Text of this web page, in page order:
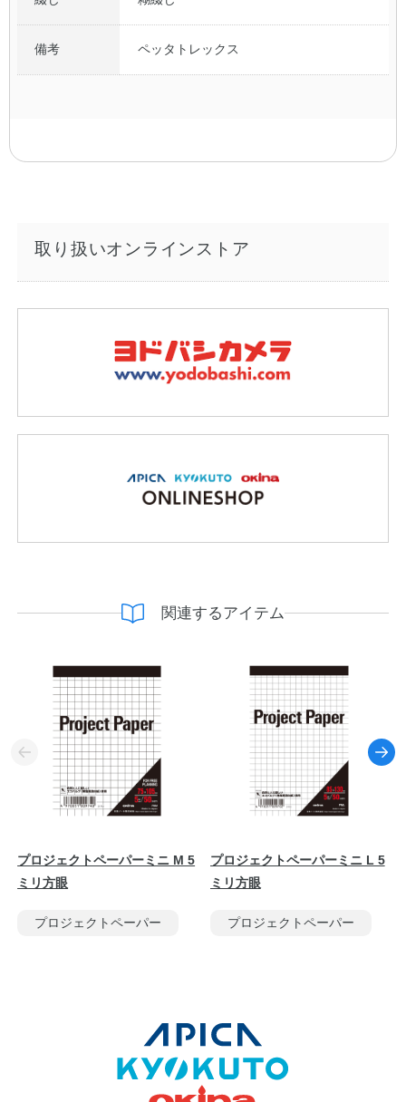
備考 ペッタトレックス
取り扱いオンラインストア
関連するアイテム
プロジェクトペーパーミニ M 5
ミリ方眼
プロジェクトペーパー
プロジェクトペーパーミニ L 5
ミリ方眼
プロジェクトペーパー